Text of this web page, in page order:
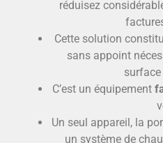
réduisez
Cette solution
sans appoint
C’est un équipement
Un seul appareil, la
un système de